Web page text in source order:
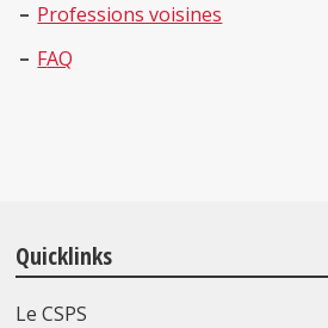
Professions voisines
FAQ
Quicklinks
Le CSPS